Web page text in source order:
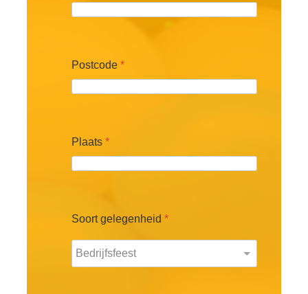
Postcode *
Plaats *
Soort gelegenheid *